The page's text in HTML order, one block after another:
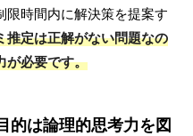
限時間内に解決策を提案す
推定は正解がない問題なの
が必要です。
的は論理的思考力を図